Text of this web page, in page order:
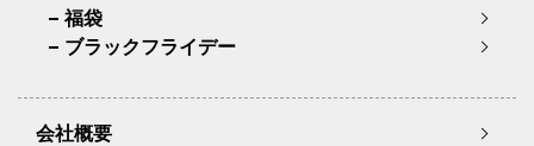
福袋
ブラックフライデー
会社概要